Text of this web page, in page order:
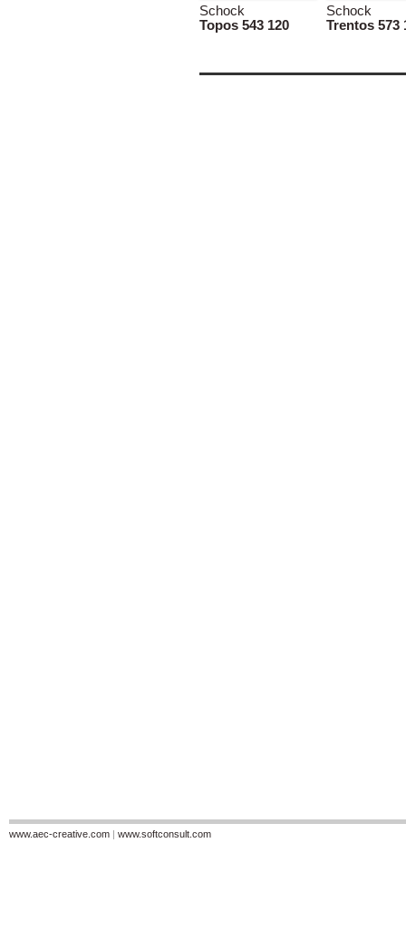
Schock
Topos 543 120
Schock
Trentos 573
www.aec-creative.com | www.softconsult.com